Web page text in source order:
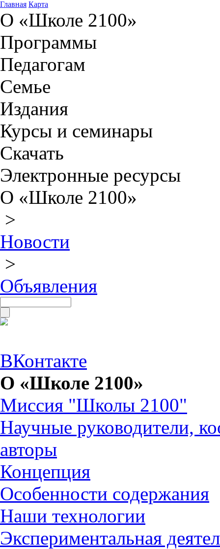
Главная Карта
О «Школе 2100»
Программы
Педагогам
Семье
Издания
Курсы и семинары
Скачать
Электронные ресурсы
О «Школе 2100»
>
Новости
>
Объявления
ВКонтакте
О «Школе 2100»
Миссия "Школы 2100"
Научные руководители,
авторы
Концепция
Особенности содержания
Наши технологии
Экспериментальная